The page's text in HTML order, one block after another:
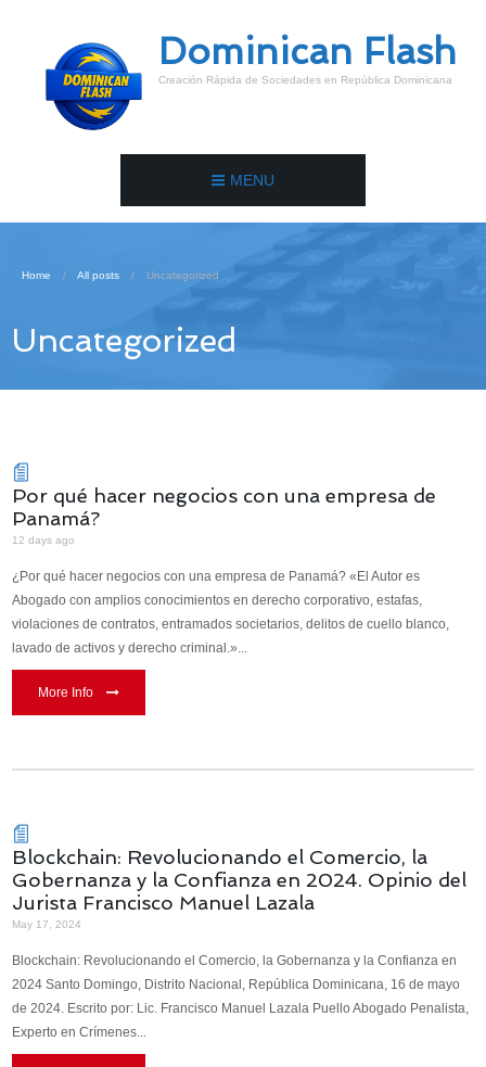
Dominican Flash
Creación Rápida de Sociedades en República Dominicana
MENU
Home All posts Uncategorized
Uncategorized
Por qué hacer negocios con una empresa de
Panamá?
12 days ago
¿Por qué hacer negocios con una empresa de Panamá? «El Autor es
Abogado con amplios conocimientos en derecho corporativo, estafas,
violaciones de contratos, entramados societarios, delitos de cuello blanco,
lavado de activos y derecho criminal.»...
More Info
Blockchain: Revolucionando el Comercio, la
Gobernanza y la Confianza en 2024. Opinio del
Jurista Francisco Manuel Lazala
May 17, 2024
Blockchain: Revolucionando el Comercio, la Gobernanza y la Confianza en
2024 Santo Domingo, Distrito Nacional, República Dominicana, 16 de mayo
de 2024. Escrito por: Lic. Francisco Manuel Lazala Puello Abogado Penalista,
Experto en Crímenes...